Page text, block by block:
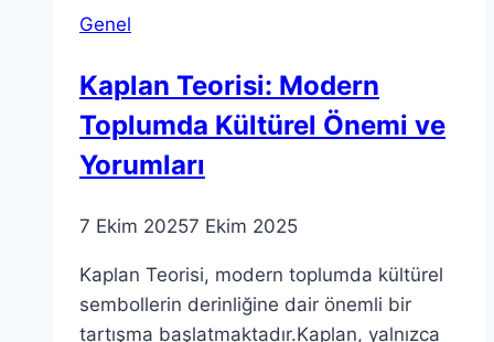
Genel
Kaplan Teorisi: Modern
Toplumda Kültürel Önemi ve
Yorumları
7 Ekim 20257 Ekim 2025
Kaplan Teorisi, modern toplumda kültürel
sembollerin derinliğine dair önemli bir
tartışma başlatmaktadır.Kaplan, yalnızca